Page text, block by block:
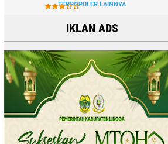
TERPOPULER LAINNYA
IKLAN ADS